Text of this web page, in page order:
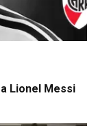
Lionel Messi